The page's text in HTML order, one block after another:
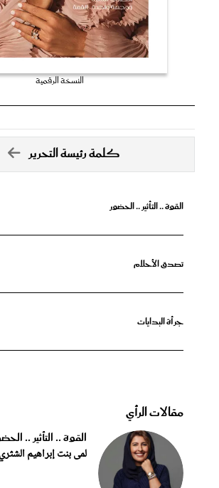
النسخة الرقمية
كلمة رئيسة التحرير
القوة .. التأثير .. الحضور
تصدق الأحلام
جرأة البدايات
مقالات الرأي
القوة .. التأثير ..
لمى بنت إبراهيم الشثري